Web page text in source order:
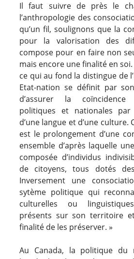
Il faut suivre de près le
l’anthropologie des
qu’un fil, soulignons que la
pour la valorisation des
compose pour en faire non
mais encore une finalité en
ce qui au fond la distingue de
Etat-nation se définit par
d’assurer la
politiques et nationales
d’une langue et d’une
est le prolongement d’une
ensemble d’après laquelle
composée d’individus
de citoyens, tous dotés
Inversement une
sytème politique qui
culturelles ou
présents sur son territoire
finalité de les préserver. »
Au Canada, la politique du